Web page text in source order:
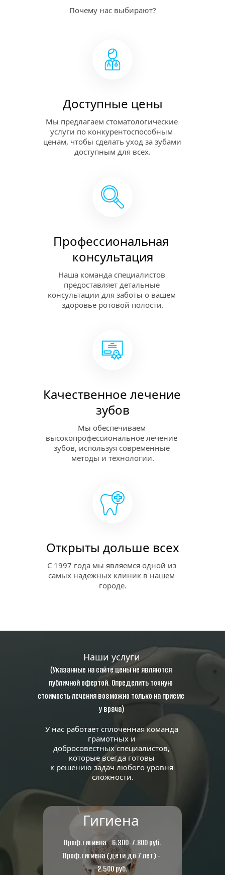
Почему нас выбирают?
Доступные цены
Мы предлагаем стоматологические
услуги по конкурентоспособным
ценам, чтобы сделать уход за зубами
доступным для всех.
Профессиональная
консультация
Наша команда специалистов
предоставляет детальные
консультации для заботы о вашем
здоровье ротовой полости.
Качественное лечение
зубов
Мы обеспечиваем
высокопрофессиональное лечение
зубов, используя современные
методы и технологии.
Открыты дольше всех
C 1997 года мы являемся одной из
самых надежных клиник в нашем
городе.
Наши услуги
(Указанные на сайте цены не являются
публичной офертой. Определить точную
стоимость лечения возможно только на приеме
у врача)
У нас работает сплоченная команда
грамотных и
добросовестных специалистов,
которые всегда готовы
к решению задач любого уровня
сложности.
Проф.гигиена - 6.300-7.800 руб.
Проф.гигиена (дети до 7 лет) -
2.500 руб.
Гигиена